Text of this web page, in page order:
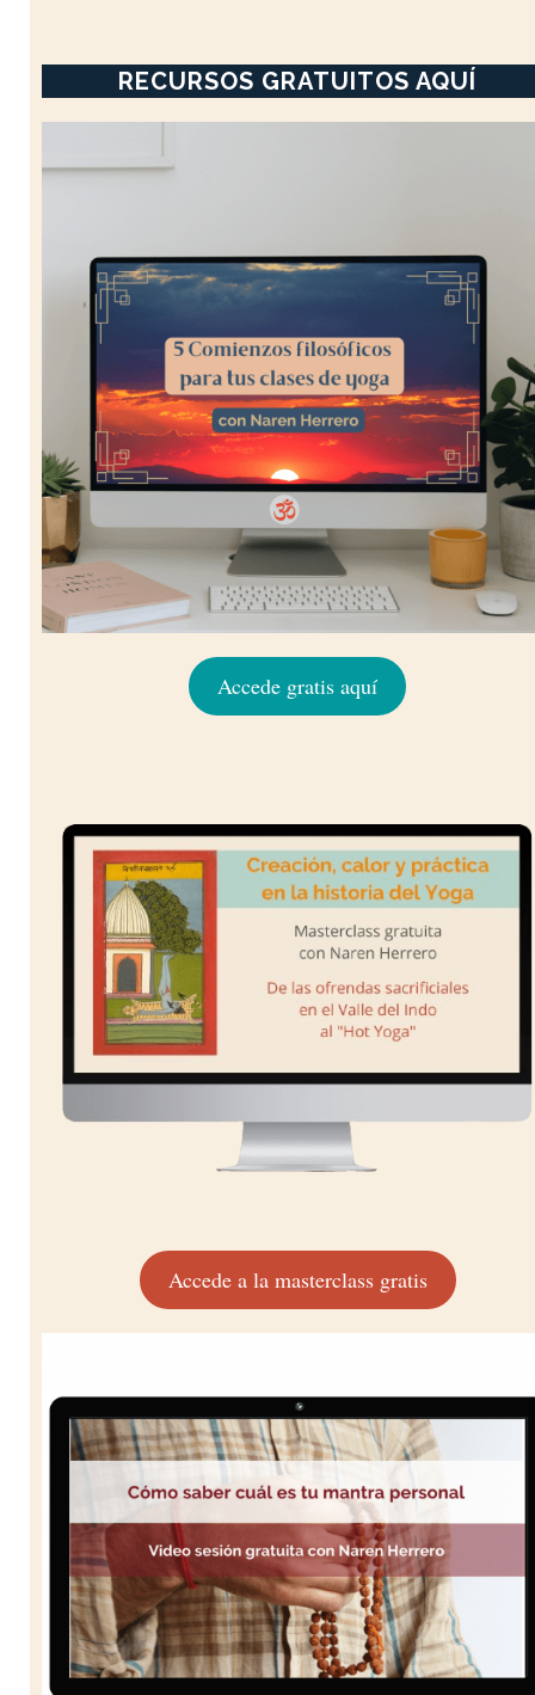
RECURSOS GRATUITOS AQUÍ
Accede gratis aquí
Accede a la masterclass gratis